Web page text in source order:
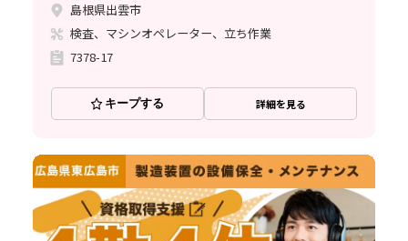
島根県出雲市
検査、マシンオペレーター、立ち作業
7378-17
キープする 詳細を見る